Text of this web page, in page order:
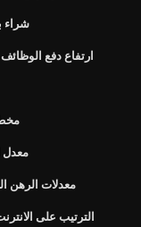
شراء
ارتفاع دفع
معدل
معدلات الرهن
الترتيب على